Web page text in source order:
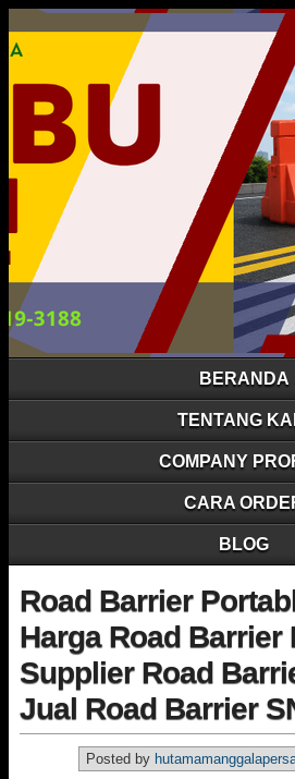
BERANDA
TENTANG
COMPANY
CARA
BLOG
Road Barrier
Harga Road Barrier
Supplier Road
Jual Road Barrier
Posted by